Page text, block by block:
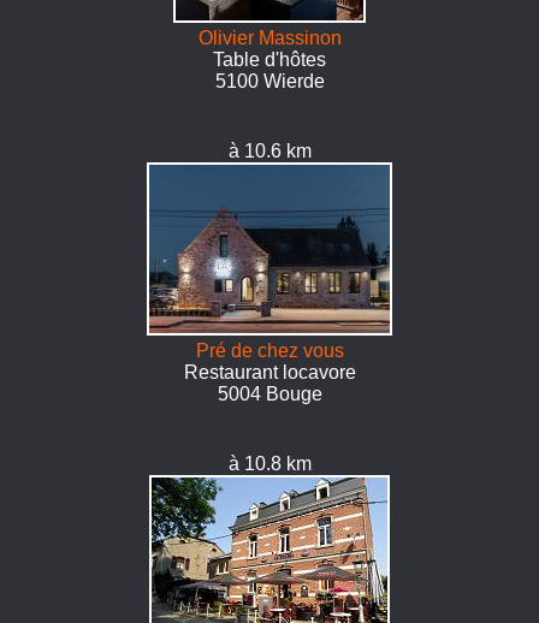
Olivier Massinon
Table d'hôtes
5100 Wierde
à 10.6 km
Pré de chez vous
Restaurant locavore
5004 Bouge
à 10.8 km